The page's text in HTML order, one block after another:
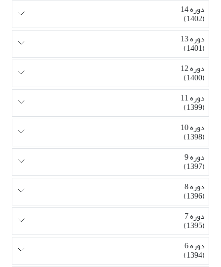
دوره 14
(1402)
دوره 13
(1401)
دوره 12
(1400)
دوره 11
(1399)
دوره 10
(1398)
دوره 9
(1397)
دوره 8
(1396)
دوره 7
(1395)
دوره 6
(1394)